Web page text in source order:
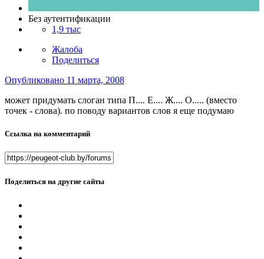
Без аутентификации
1,9 тыс
Жалоба
Поделиться
Опубликовано 11 марта, 2008
может придумать слоган типа П.... Е.... Ж.... О..... (вместо
точек - слова). по поводу вариантов слов я еще подумаю
Ссылка на комментарий
Поделиться на другие сайты